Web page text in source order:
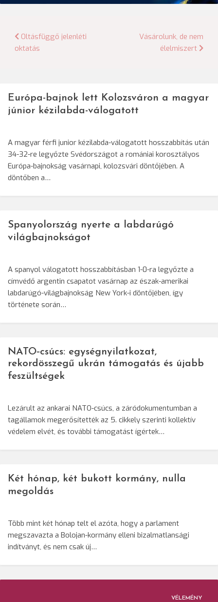
Bejegyzés
Oltásfüggő jelenléti
oktatás
Vásárolunk, de nem
élelmiszert
Európa-bajnok lett Kolozsváron a magyar
júnior kézilabda-válogatott
A magyar férfi junior kézilabda-válogatott hosszabbítás után
34-32-re legyőzte Svédországot a romániai korosztályos
Európa-bajnokság vasárnapi, kolozsvári döntőjében. A
döntőben a…
Spanyolország nyerte a labdarúgó
világbajnokságot
A spanyol válogatott hosszabbításban 1-0-ra legyőzte a
címvédő argentin csapatot vasárnap az észak-amerikai
labdarúgó-világbajnokság New York-i döntőjében, így
története során…
NATO‑csúcs: egységnyilatkozat,
rekordösszegű ukrán támogatás és újabb
feszültségek
Lezárult az ankarai NATO-csúcs, a záródokumentumban a
tagállamok megerősítették az 5. cikkely szerinti kollektív
védelem elvét, és további támogatást ígértek…
Két hónap, két bukott kormány, nulla
megoldás
Több mint két hónap telt el azóta, hogy a parlament
megszavazta a Bolojan-kormány elleni bizalmatlansági
indítványt, és nem csak új…
VÉLEMÉNY